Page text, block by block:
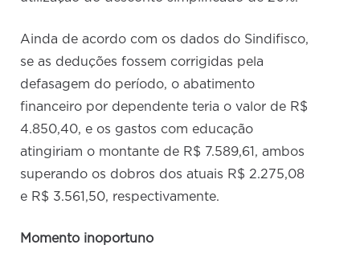
Ainda de acordo com os dados do Sindifisco,
se as deduções fossem corrigidas pela
defasagem do período, o abatimento
financeiro por dependente teria o valor de R$
4.850,40, e os gastos com educação
atingiriam o montante de R$ 7.589,61, ambos
superando os dobros dos atuais R$ 2.275,08
e R$ 3.561,50, respectivamente.
Momento inoportuno